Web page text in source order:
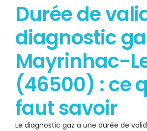
Durée de
diagnostic
Mayrinhac-
(46500) : ce
faut savoir
Le diagnostic gaz a une durée de